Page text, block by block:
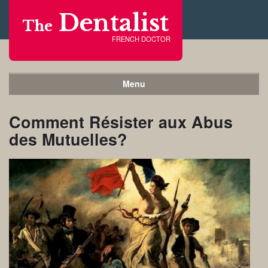
The Dentalist
FRENCH DOCTOR
Menu
Comment Résister aux Abus
des Mutuelles?